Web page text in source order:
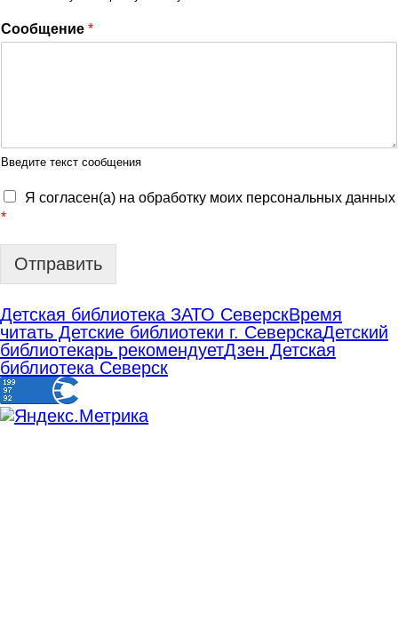
Сообщение *
Введите текст сообщения
Я согласен(а) на обработку моих персональных данных
*
Отправить
Детская библиотека ЗАТО СеверскВремя
читать Детские библиотеки г. СеверскаДетский
библиотекарь рекомендуетДзен Детская
библиотека Северск